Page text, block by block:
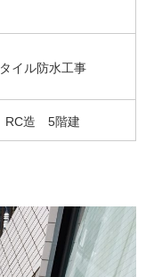
タイル防水工事
RC造 5階建